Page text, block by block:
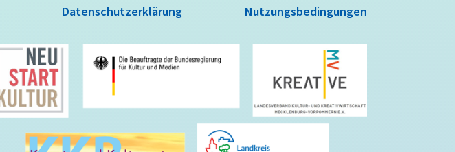
Datenschutzerklärung Nutzungsbedingungen